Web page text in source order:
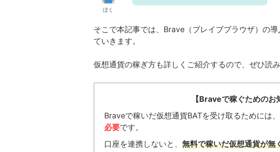
ぼく
そこで本記事では、Brave（ブレイブブラウザ）の
ていきます。
仮想通貨の稼ぎ方も詳しくご紹介するので、ぜひ読
【Braveで稼ぐためのお
Braveで稼いだ仮想通貨BATを受け取るためには、
必要です。
口座を連携しないと、 無料で稼いだ仮想通貨が無